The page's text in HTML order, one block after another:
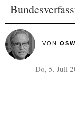
VON
Do, 5. Juli